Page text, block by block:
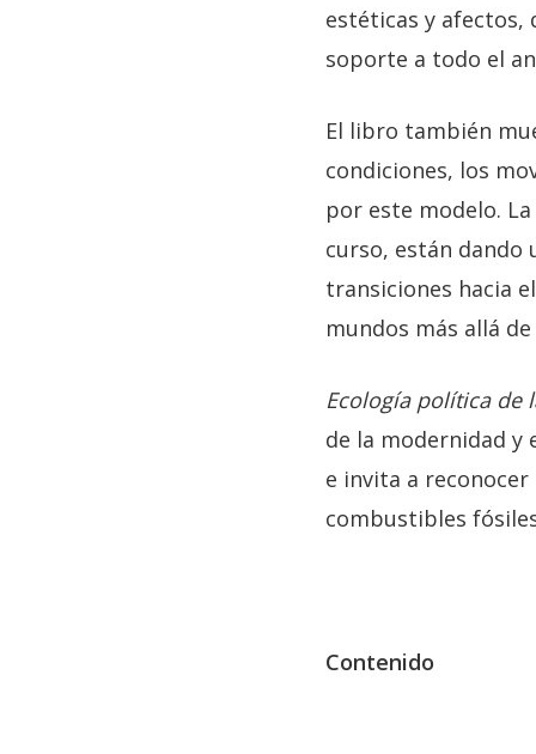
estéticas y afectos,
soporte a todo el
El libro también
condiciones, los
por este modelo.
curso, están dando
transiciones hacia
mundos más allá
Ecología política de
de la modernidad
e invita a
combustibles
Contenido